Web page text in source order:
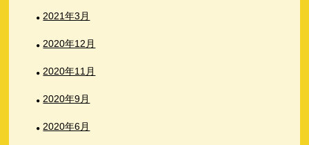
2021年3月
2020年12月
2020年11月
2020年9月
2020年6月